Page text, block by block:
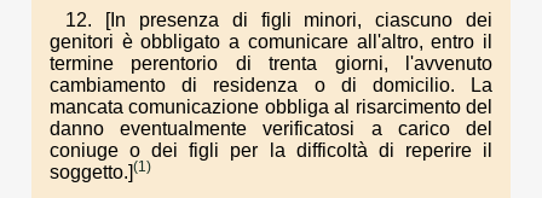
12. [In presenza di figli minori, ciascuno dei
genitori è obbligato a comunicare all'altro, entro il
termine perentorio di trenta giorni, l'avvenuto
cambiamento di residenza o di domicilio. La
mancata comunicazione obbliga al risarcimento del
danno eventualmente verificatosi a carico del
coniuge o dei figli per la difficoltà di reperire il
soggetto.](1)